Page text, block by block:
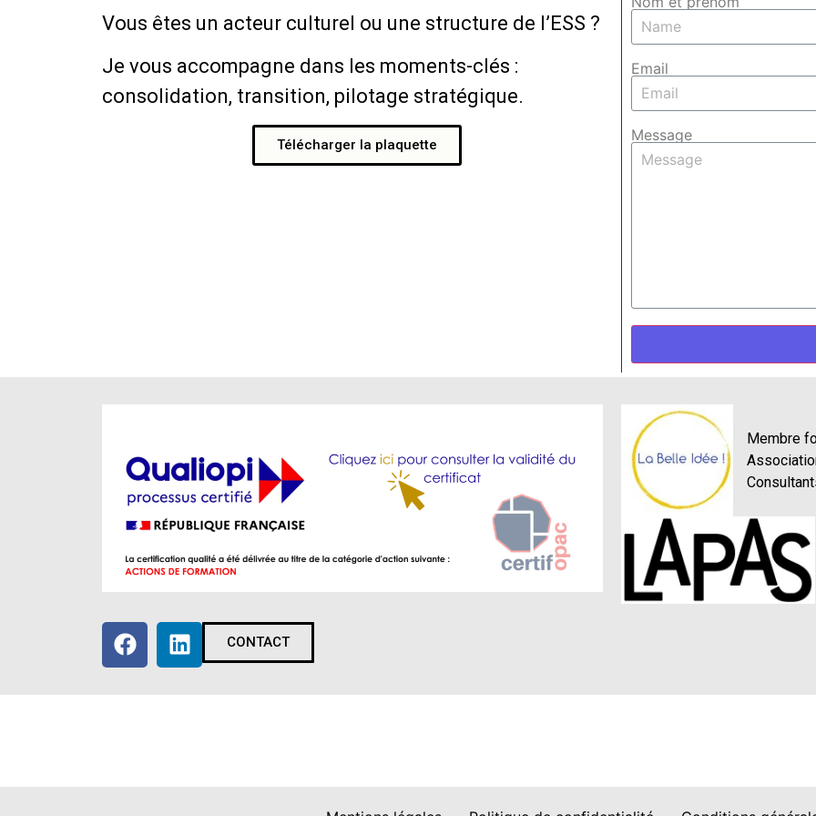
Vous êtes un acteur culturel ou une structure de l’ESS ?
Je vous accompagne dans les moments-clés :
consolidation, transition, pilotage stratégique.
Télécharger la plaquette
Email
Message
Membre
CONTACT